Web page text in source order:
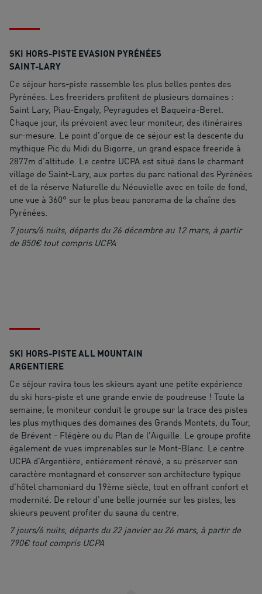
SKI HORS-PISTE EVASION PYRÉNÉES
SAINT-LARY
Ce séjour hors-piste rassemble les plus belles pentes des
Pyrénées. Les freeriders profitent de plusieurs domaines :
Saint Lary, Piau-Engaly, Peyragudes et Baqueira-Beret.
Chaque jour, ils prévoient avec leur moniteur, des itinéraires
sur-mesure. Le point d’orgue de ce séjour est la descente du
mythique Pic du Midi du Bigorre, un grand espace freeride à
2877m d’altitude. Le centre UCPA est situé dans le charmant
village de Saint-Lary, aux portes du parc national des Pyrénées
et de la réserve Naturelle du Néouvielle avec en toile de fond,
une vue à 360° sur le plus beau panorama de la chaîne des
Pyrénées.
7 jours/6 nuits, départs du 26 décembre au 12 mars, à partir
de 850€ tout compris UCPA
SKI HORS-PISTE ALL MOUNTAIN
ARGENTIERE
Ce séjour ravira tous les skieurs ayant une petite expérience
du ski hors-piste et une grande envie de poudreuse ! Toute la
semaine, le moniteur conduit le groupe sur la trace des pistes
les plus mythiques des domaines des Grands Montets, du Tour,
de Brévent - Flégère ou du Plan de l'Aiguille. Le groupe profite
également de vues imprenables sur le Mont-Blanc. Le centre
UCPA d’Argentière, entièrement rénové, a su préserver son
caractère montagnard et conserver son architecture typique
d’hôtel chamoniard du 19ème siècle, tout en offrant confort et
modernité. De retour d’une belle journée sur les pistes, les
skieurs peuvent profiter du sauna du centre.
7 jours/6 nuits, départs du 22 janvier au 26 mars, à partir de
790€ tout compris UCPA